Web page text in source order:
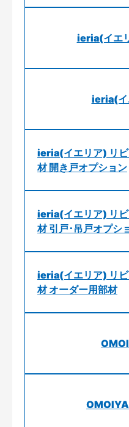
ieria(イエ
ieria(イ
ieria(イエリア) リ
材 開き戸オプション
ieria(イエリア) リ
材 引戸･吊戸オプシ
ieria(イエリア) リ
材 オーダー用部材